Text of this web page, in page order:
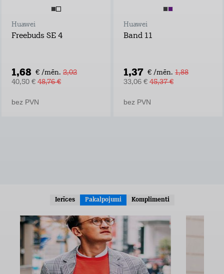
Huawei
Freebuds SE 4
1,68 € /mēn. 2,02
40,50 € 48,76 €
bez PVN
Huawei
Band 11
1,37 € /mēn. 1,88
33,06 € 45,37 €
bez PVN
Ierīces Pakalpojumi Komplimenti